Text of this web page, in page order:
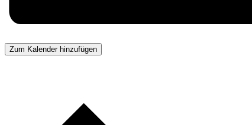
Zum Kalender hinzufügen